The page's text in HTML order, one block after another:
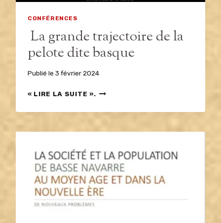
CONFÉRENCES
La grande trajectoire de la
pelote dite basque
Publié le 3 février 2024
« LIRE LA SUITE ». LA
TRAJECTOIRE
LA
DITE
BASQUE